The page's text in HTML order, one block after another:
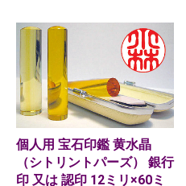
個人用 宝石印鑑 黄水晶
（シトリントパーズ） 銀行
印 又は 認印 12ミリ×60ミ